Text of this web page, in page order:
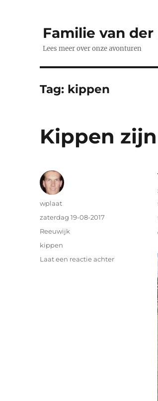
Familie van der
Lees meer over onze avonturen
Tag: kippen
Kippen
Auteur
wplaat
Geplaatst
zaterdag 19-08-2017
Categorieën
Reeuwijk
Tags
kippen
Laat een reactie achterop